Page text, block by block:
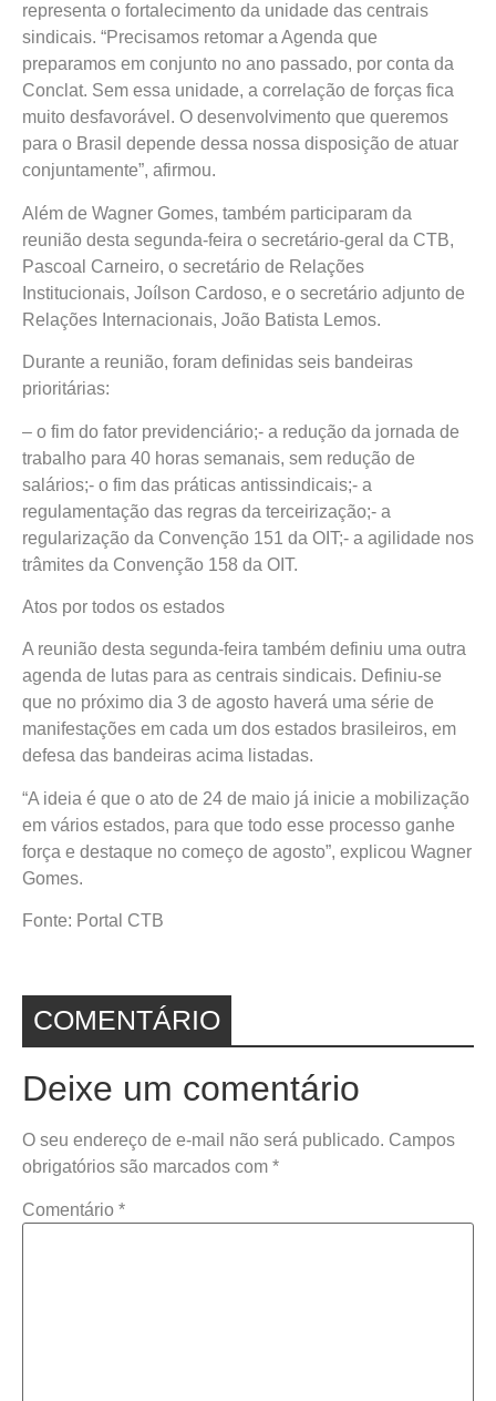
representa o fortalecimento da unidade das centrais
sindicais. “Precisamos retomar a Agenda que
preparamos em conjunto no ano passado, por conta da
Conclat. Sem essa unidade, a correlação de forças fica
muito desfavorável. O desenvolvimento que queremos
para o Brasil depende dessa nossa disposição de atuar
conjuntamente”, afirmou.
Além de Wagner Gomes, também participaram da
reunião desta segunda-feira o secretário-geral da CTB,
Pascoal Carneiro, o secretário de Relações
Institucionais, Joílson Cardoso, e o secretário adjunto de
Relações Internacionais, João Batista Lemos.
Durante a reunião, foram definidas seis bandeiras
prioritárias:
– o fim do fator previdenciário;- a redução da jornada de
trabalho para 40 horas semanais, sem redução de
salários;- o fim das práticas antissindicais;- a
regulamentação das regras da terceirização;- a
regularização da Convenção 151 da OIT;- a agilidade nos
trâmites da Convenção 158 da OIT.
Atos por todos os estados
A reunião desta segunda-feira também definiu uma outra
agenda de lutas para as centrais sindicais. Definiu-se
que no próximo dia 3 de agosto haverá uma série de
manifestações em cada um dos estados brasileiros, em
defesa das bandeiras acima listadas.
“A ideia é que o ato de 24 de maio já inicie a mobilização
em vários estados, para que todo esse processo ganhe
força e destaque no começo de agosto”, explicou Wagner
Gomes.
Fonte: Portal CTB
COMENTÁRIO
Deixe um comentário
O seu endereço de e-mail não será publicado. Campos
obrigatórios são marcados com *
Comentário *